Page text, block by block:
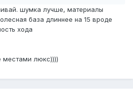
шумка лучше, материалы
база длиннее на 15 вроде
хода
местами люкс))))